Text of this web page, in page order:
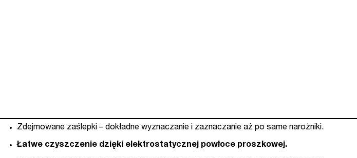
Zdejmowane zaślepki – dokładne wyznaczanie i zaznaczanie aż po same narożniki.
Łatwe czyszczenie dzięki elektrostatycznej powłoce proszkowej.